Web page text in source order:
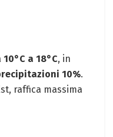
10°C a 18°C, in
10%.
raffica massima